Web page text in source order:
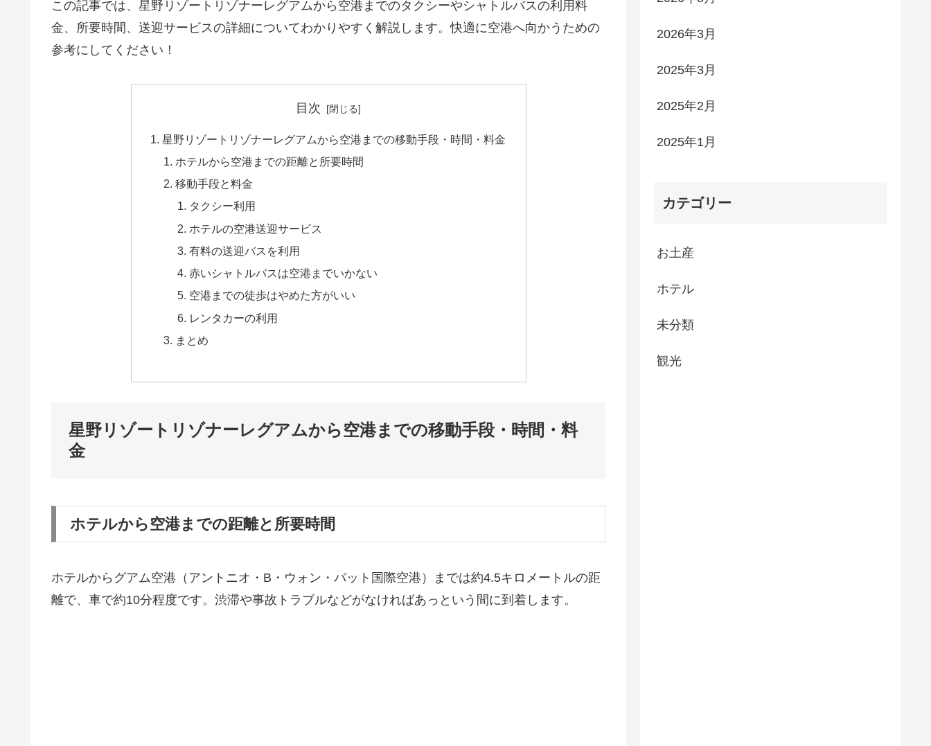
この記事では、星野リゾートリゾナーレグアムから空港までのタクシーやシャトルバスの利用料
金、所要時間、送迎サービスの詳細についてわかりやすく解説します。快適に空港へ向かうための
参考にしてください！
目次
星野リゾートリゾナーレグアムから空港までの移動手段・時間・料金
ホテルから空港までの距離と所要時間
移動手段と料金
タクシー利用
ホテルの空港送迎サービス
有料の送迎バスを利用
赤いシャトルバスは空港までいかない
空港までの徒歩はやめた方がいい
レンタカーの利用
まとめ
星野リゾートリゾナーレグアムから空港までの移動手段・時間・料
金
ホテルから空港までの距離と所要時間
ホテルからグアム空港（アントニオ・B・ウォン・パット国際空港）までは約4.5キロメートルの距
離で、車で約10分程度です。渋滞や事故トラブルなどがなければあっという間に到着します。
2026年3月
2025年3月
2025年2月
2025年1月
カテゴリー
お土産
ホテル
未分類
観光